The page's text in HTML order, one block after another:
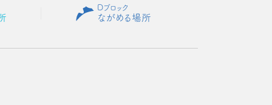
Dブロック
ながめる場所